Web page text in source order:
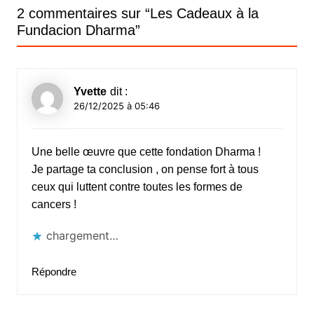
l’article
2 commentaires sur “Les Cadeaux à la
Fundacion Dharma”
Yvette dit :
26/12/2025 à 05:46
Une belle œuvre que cette fondation Dharma !
Je partage ta conclusion , on pense fort à tous
ceux qui luttent contre toutes les formes de
cancers !
chargement…
Répondre